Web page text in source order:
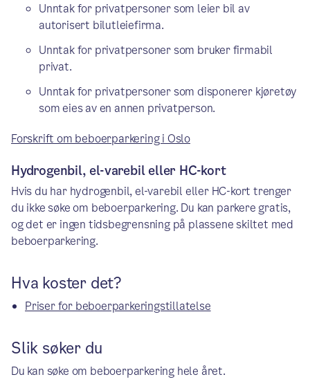
Unntak for privatpersoner som leier bil av
autorisert bilutleiefirma.
Unntak for privatpersoner som bruker firmabil
privat.
Unntak for privatpersoner som disponerer kjøretøy
som eies av en annen privatperson.
Forskrift om beboerparkering i Oslo
Hydrogenbil, el-varebil eller HC-kort
Hvis du har hydrogenbil, el-varebil eller HC-kort trenger
du ikke søke om beboerparkering. Du kan parkere gratis,
og det er ingen tidsbegrensning på plassene skiltet med
beboerparkering.
Hva koster det?
Priser for beboerparkeringstillatelse
Slik søker du
Du kan søke om beboerparkering hele året.